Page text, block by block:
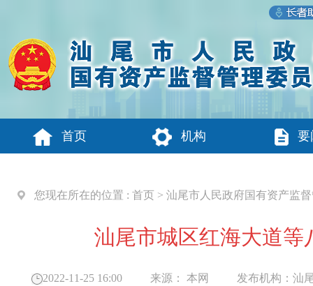
首页 机构 要
您现在所在的位置 : 首页 > 汕尾市人民政府国有资产监
汕尾市城区红海大道
2022-11-25 16:00 来源： 本网 发布机构： 汕